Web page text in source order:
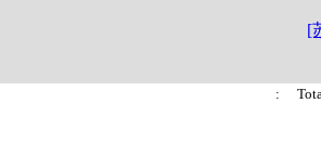
[
: